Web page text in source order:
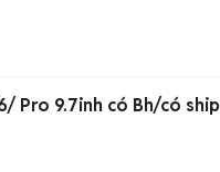
Pro 9.7inh có Bh/có ship